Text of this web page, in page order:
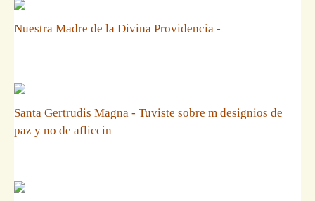
Nuestra Madre de la Divina Providencia -
Santa Gertrudis Magna - Tuviste sobre m designios de
paz y no de afliccin